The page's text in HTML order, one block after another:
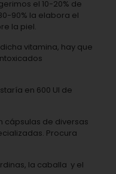
el 10-20% de
90% la elabora el
la piel.
vitamina, hay que
en 600 UI de
cápsulas de diversas
Procura
la caballa y el